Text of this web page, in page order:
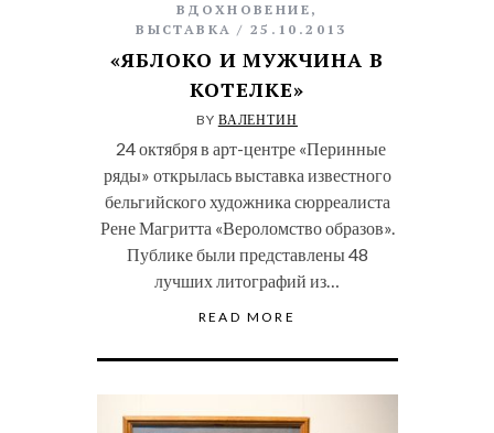
ВДОХНОВЕНИЕ ,
ВЫСТАВКА
25.10.2013
«ЯБЛОКО И МУЖЧИНА В
КОТЕЛКЕ»
BY ВАЛЕНТИН
24 октября в арт-центре «Перинные
ряды» открылась выставка известного
бельгийского художника сюрреалиста
Рене Магритта «Вероломство образов».
Публике были представлены 48
лучших литографий из…
READ MORE